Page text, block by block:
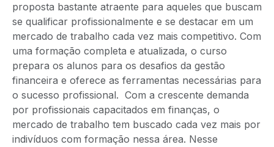
proposta bastante atraente para aqueles que buscam
se qualificar profissionalmente e se destacar em um
mercado de trabalho cada vez mais competitivo. Com
uma formação completa e atualizada, o curso
prepara os alunos para os desafios da gestão
financeira e oferece as ferramentas necessárias para
o sucesso profissional. Com a crescente demanda
por profissionais capacitados em finanças, o
mercado de trabalho tem buscado cada vez mais por
indivíduos com formação nessa área. Nesse